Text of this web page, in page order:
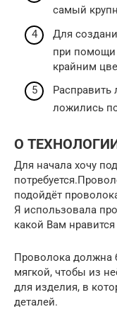
самый
Для
при помощи
крайним
Расправить
ложились
О
Для начала хочу
подойдёт
Я использовала
какой Вам
Проволока должна
мягкой, чтобы из
для изделия, в
деталей.